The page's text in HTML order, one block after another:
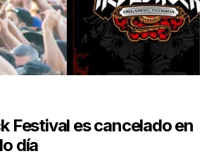
Festival es cancelado en
día